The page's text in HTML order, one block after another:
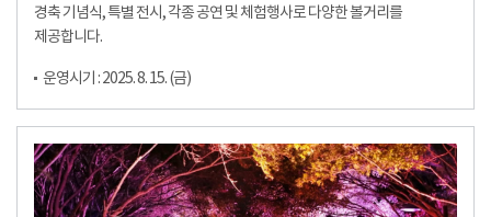
경축 기념식, 특별 전시, 각종 공연 및 체험행사로 다양한 볼거리를
제공합니다.
운영시기 : 2025. 8. 15. (금)